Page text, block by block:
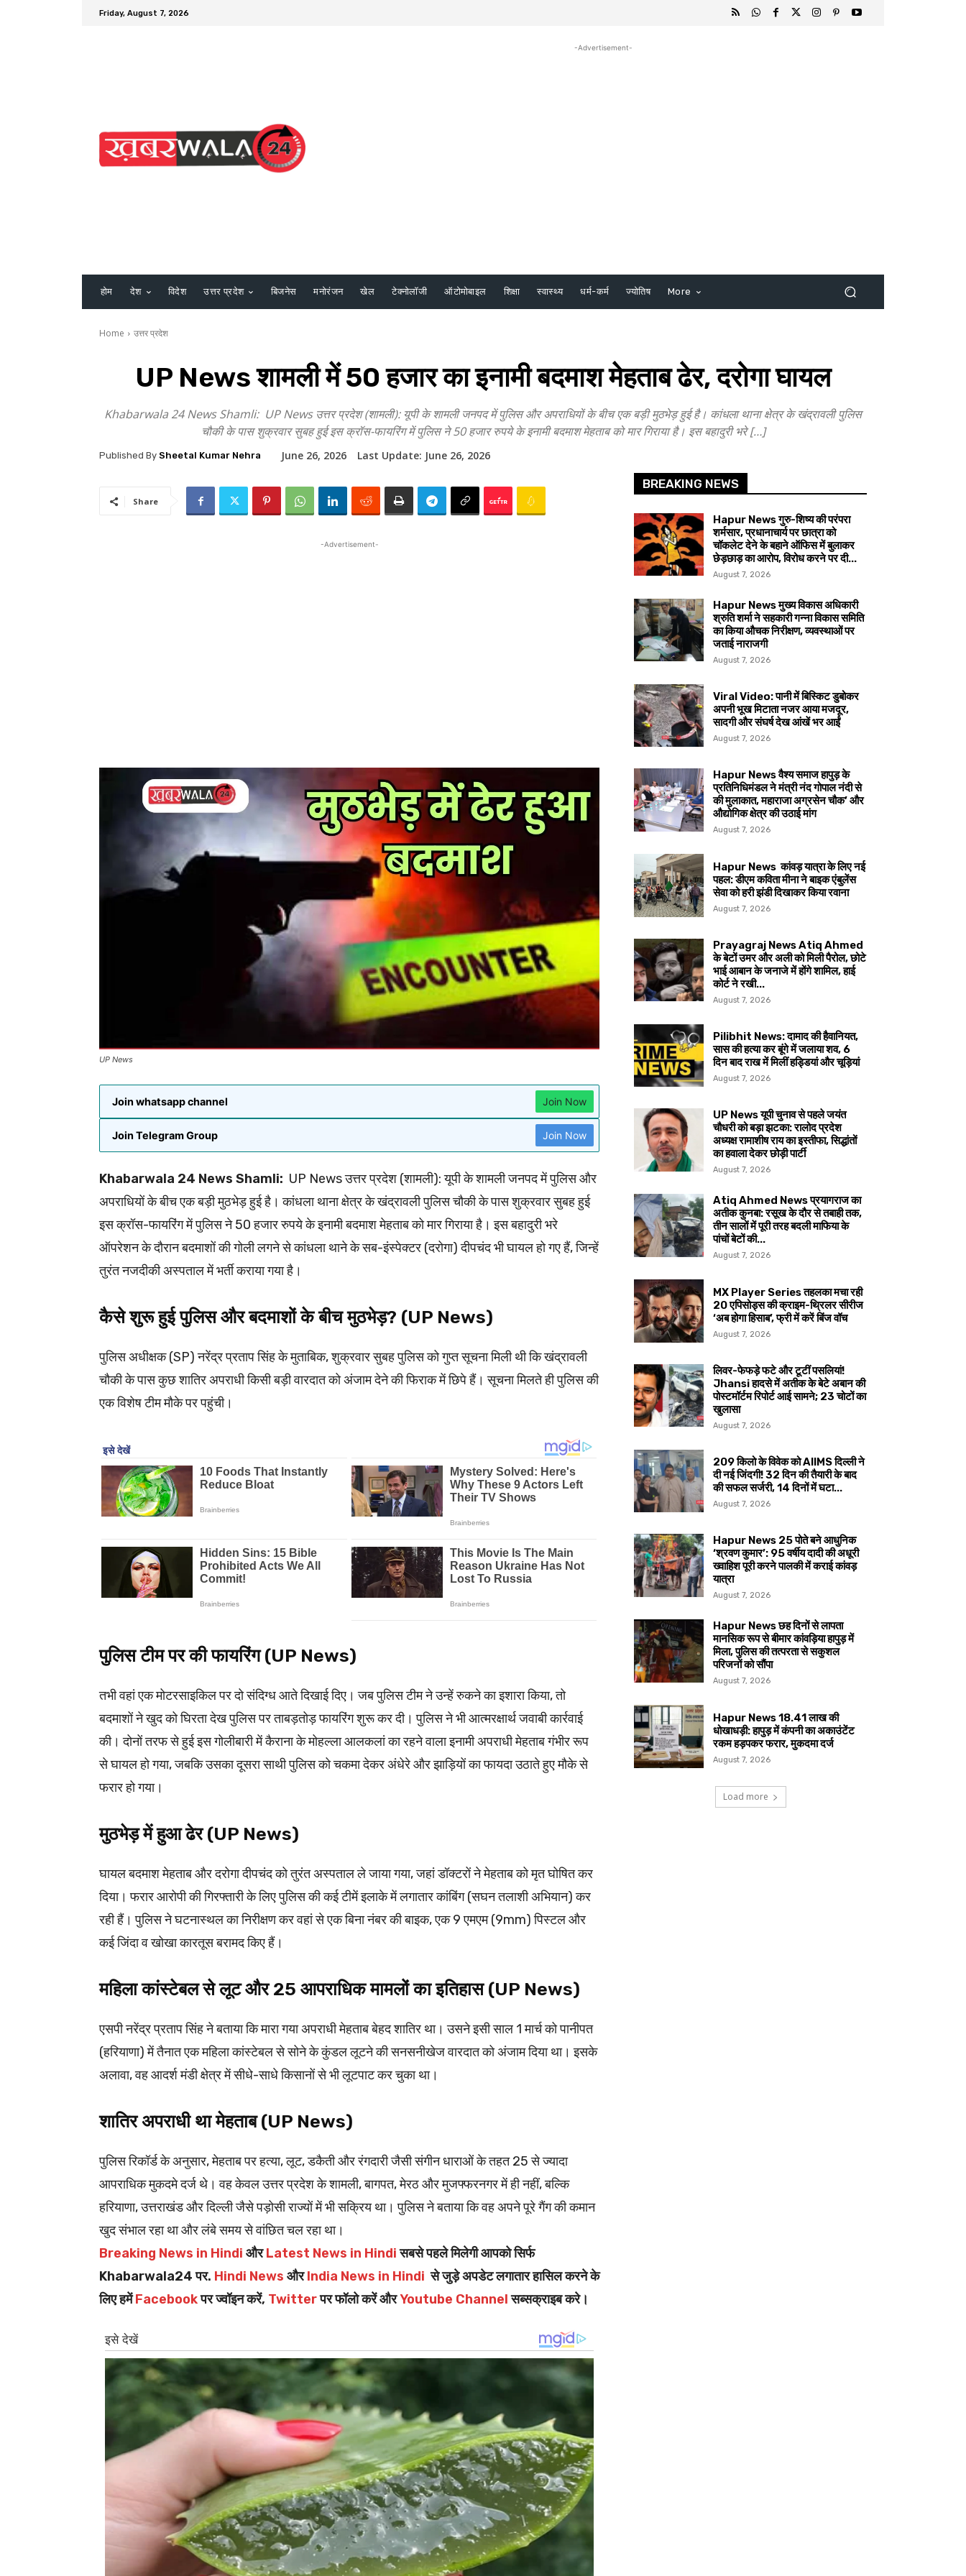
Friday, August 7, 2026
-Advertisement-
होम देश विदेश उत्तर प्रदेश बिजनेस मनोरंजन खेल टेक्नोलॉजी ऑटोमोबाइल शिक्षा स्वास्थ्य धर्म-कर्म ज्योतिष More
Home उत्तर प्रदेश
UP News शामली में 50 हजार का इनामी बदमाश मेहताब ढेर, दरोगा घायल
Khabarwala 24 News Shamli: UP News उत्तर प्रदेश (शामली): यूपी के शामली जनपद में पुलिस और अपराधियों के बीच एक बड़ी मुठभेड़ हुई है। कांधला थाना क्षेत्र के खंद्रावली पुलिस
चौकी के पास शुक्रवार सुबह हुई इस क्रॉस-फायरिंग में पुलिस ने 50 हजार रुपये के इनामी बदमाश मेहताब को मार गिराया है। इस बहादुरी भरे […]
Published By Sheetal Kumar Nehra June 26, 2026 Last Update: June 26, 2026
Share
-Advertisement-
UP News
Join whatsapp channel Join Now
Join Telegram Group Join Now
Khabarwala 24 News Shamli: UP News उत्तर प्रदेश (शामली): यूपी के शामली जनपद में पुलिस और
अपराधियों के बीच एक बड़ी मुठभेड़ हुई है। कांधला थाना क्षेत्र के खंद्रावली पुलिस चौकी के पास शुक्रवार सुबह हुई
इस क्रॉस-फायरिंग में पुलिस ने 50 हजार रुपये के इनामी बदमाश मेहताब को मार गिराया है। इस बहादुरी भरे
ऑपरेशन के दौरान बदमाशों की गोली लगने से कांधला थाने के सब-इंस्पेक्टर (दरोगा) दीपचंद भी घायल हो गए हैं, जिन्हें
तुरंत नजदीकी अस्पताल में भर्ती कराया गया है।
कैसे शुरू हुई पुलिस और बदमाशों के बीच मुठभेड़? (UP News)
पुलिस अधीक्षक (SP) नरेंद्र प्रताप सिंह के मुताबिक, शुक्रवार सुबह पुलिस को गुप्त सूचना मिली थी कि खंद्रावली
चौकी के पास कुछ शातिर अपराधी किसी बड़ी वारदात को अंजाम देने की फिराक में छिपे हैं। सूचना मिलते ही पुलिस की
एक विशेष टीम मौके पर पहुंची।
पुलिस टीम पर की फायरिंग (UP News)
तभी वहां एक मोटरसाइकिल पर दो संदिग्ध आते दिखाई दिए। जब पुलिस टीम ने उन्हें रुकने का इशारा किया, तो
बदमाशों ने खुद को घिरता देख पुलिस पर ताबड़तोड़ फायरिंग शुरू कर दी। पुलिस ने भी आत्मरक्षार्थ जवाबी कार्रवाई
की। दोनों तरफ से हुई इस गोलीबारी में कैराना के मोहल्ला आलकलां का रहने वाला इनामी अपराधी मेहताब गंभीर रूप
से घायल हो गया, जबकि उसका दूसरा साथी पुलिस को चकमा देकर अंधेरे और झाड़ियों का फायदा उठाते हुए मौके से
फरार हो गया।
मुठभेड़ में हुआ ढेर (UP News)
घायल बदमाश मेहताब और दरोगा दीपचंद को तुरंत अस्पताल ले जाया गया, जहां डॉक्टरों ने मेहताब को मृत घोषित कर
दिया। फरार आरोपी की गिरफ्तारी के लिए पुलिस की कई टीमें इलाके में लगातार कांबिंग (सघन तलाशी अभियान) कर
रही हैं। पुलिस ने घटनास्थल का निरीक्षण कर वहां से एक बिना नंबर की बाइक, एक 9 एमएम (9mm) पिस्टल और
कई जिंदा व खोखा कारतूस बरामद किए हैं।
महिला कांस्टेबल से लूट और 25 आपराधिक मामलों का इतिहास (UP News)
एसपी नरेंद्र प्रताप सिंह ने बताया कि मारा गया अपराधी मेहताब बेहद शातिर था। उसने इसी साल 1 मार्च को पानीपत
(हरियाणा) में तैनात एक महिला कांस्टेबल से सोने के कुंडल लूटने की सनसनीखेज वारदात को अंजाम दिया था। इसके
अलावा, वह आदर्श मंडी क्षेत्र में सीधे-साधे किसानों से भी लूटपाट कर चुका था।
शातिर अपराधी था मेहताब (UP News)
पुलिस रिकॉर्ड के अनुसार, मेहताब पर हत्या, लूट, डकैती और रंगदारी जैसी संगीन धाराओं के तहत 25 से ज्यादा
आपराधिक मुकदमे दर्ज थे। वह केवल उत्तर प्रदेश के शामली, बागपत, मेरठ और मुजफ्फरनगर में ही नहीं, बल्कि
हरियाणा, उत्तराखंड और दिल्ली जैसे पड़ोसी राज्यों में भी सक्रिय था। पुलिस ने बताया कि वह अपने पूरे गैंग की कमान
खुद संभाल रहा था और लंबे समय से वांछित चल रहा था।
Breaking News in Hindi औरLatest News in Hindiसबसे पहले मिलेगी आपको सिर्फ
Khabarwala24 पर. Hindi News औरIndia News in Hindi से जुड़े अपडेट लगातार हासिल करने के
लिए हमेंFacebookपर ज्वॉइन करें, Twitterपर फॉलो करें औरYoutube Channelसब्सक्राइब करे।
BREAKING NEWS
Hapur News गुरु-शिष्य की परंपरा
शर्मसार, प्रधानाचार्य पर छात्रा को
चॉकलेट देने के बहाने ऑफिस में बुलाकर
छेड़छाड़ का आरोप, विरोध करने पर दी...
August 7, 2026
Hapur News मुख्य विकास अधिकारी
श्रुति शर्मा ने सहकारी गन्ना विकास समिति
का किया औचक निरीक्षण, व्यवस्थाओं पर
जताई नाराजगी
August 7, 2026
Viral Video: पानी में बिस्किट डुबोकर
अपनी भूख मिटाता नजर आया मजदूर,
सादगी और संघर्ष देख आंखें भर आईं
August 7, 2026
Hapur News वैश्य समाज हापुड़ के
प्रतिनिधिमंडल ने मंत्री नंद गोपाल नंदी से
की मुलाकात, महाराजा अग्रसेन चौक’ और
औद्योगिक क्षेत्र की उठाई मांग
August 7, 2026
Hapur News कांवड़ यात्रा के लिए नई
पहल: डीएम कविता मीना ने बाइक एंबुलेंस
सेवा को हरी झंडी दिखाकर किया रवाना
August 7, 2026
Prayagraj News Atiq Ahmed
के बेटों उमर और अली को मिली पैरोल, छोटे
भाई आबान के जनाजे में होंगे शामिल, हाई
कोर्ट ने रखी...
August 7, 2026
Pilibhit News: दामाद की हैवानियत,
सास की हत्या कर बूंगे में जलाया शव, 6
दिन बाद राख में मिलीं हड्डियां और चूड़ियां
August 7, 2026
UP News यूपी चुनाव से पहले जयंत
चौधरी को बड़ा झटका: रालोद प्रदेश
अध्यक्ष रामाशीष राय का इस्तीफा, सिद्धांतों
का हवाला देकर छोड़ी पार्टी
August 7, 2026
Atiq Ahmed News प्रयागराज का
अतीक कुनबा: रसूख के दौर से तबाही तक,
तीन सालों में पूरी तरह बदली माफिया के
पांचों बेटों की...
August 7, 2026
MX Player Series तहलका मचा रही
20 एपिसोड्स की क्राइम-थ्रिलर सीरीज
‘अब होगा हिसाब’, फ्री में करें बिंज वॉच
August 7, 2026
लिवर-फेफड़े फटे और टूटीं पसलियां!
Jhansi हादसे में अतीक के बेटे अबान की
पोस्टमॉर्टम रिपोर्ट आई सामने; 23 चोटों का
खुलासा
August 7, 2026
209 किलो के विवेक को AIIMS दिल्ली ने
दी नई जिंदगी! 32 दिन की तैयारी के बाद
की सफल सर्जरी, 14 दिनों में घटा...
August 7, 2026
Hapur News 25 पोते बने आधुनिक
‘श्रवण कुमार’: 95 वर्षीय दादी की अधूरी
ख्वाहिश पूरी करने पालकी में कराई कांवड़
यात्रा
August 7, 2026
Hapur News छह दिनों से लापता
मानसिक रूप से बीमार कांवड़िया हापुड़ में
मिला, पुलिस की तत्परता से सकुशल
परिजनों को सौंपा
August 7, 2026
Hapur News 18.41 लाख की
धोखाधड़ी: हापुड़ में कंपनी का अकाउंटेंट
रकम हड़पकर फरार, मुकदमा दर्ज
August 7, 2026
Load more